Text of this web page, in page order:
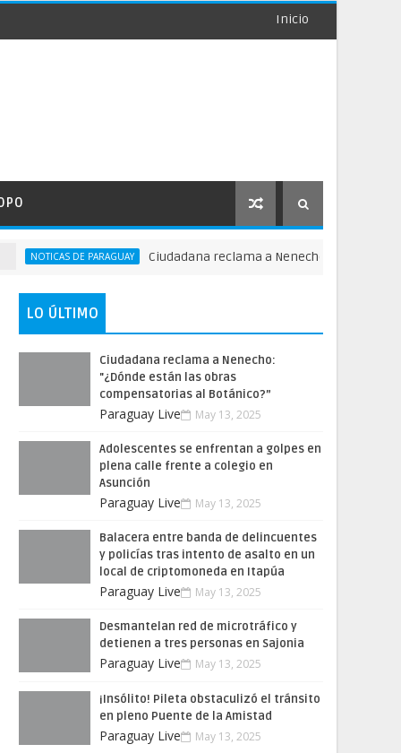
Inicio
NOTICAS DE PARAGUAY Ciudadana reclama a Nenecho: "¿Dónde están
LO ÚLTIMO
Ciudadana reclama a Nenecho:
"¿Dónde están las obras
compensatorias al Botánico?”
Paraguay Live May 13, 2025
Adolescentes se enfrentan a golpes en
plena calle frente a colegio en
Asunción
Paraguay Live May 13, 2025
Balacera entre banda de delincuentes
y policías tras intento de asalto en un
local de criptomoneda en Itapúa
Paraguay Live May 13, 2025
Desmantelan red de microtráfico y
detienen a tres personas en Sajonia
Paraguay Live May 13, 2025
¡Insólito! Pileta obstaculizó el tránsito
en pleno Puente de la Amistad
Paraguay Live May 13, 2025